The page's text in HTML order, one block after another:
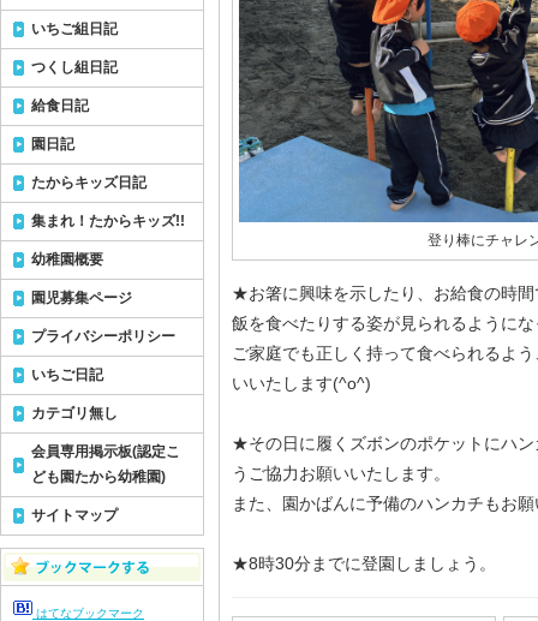
登り棒にチャレ
★お箸に興味を示したり、お給食の時
飯を食べたりする姿が見られるように
ご家庭でも正しく持って食べられるよ
いいたします(^o^)
★その日に履くズボンのポケットにハ
うご協力お願いいたします。
また、園かばんに予備のハンカチもお
★8時30分までに登園しましょう。
いちご組日記
つくし組日記
給食日記
園日記
たからキッズ日記
集まれ！たからキッズ!!
幼稚園概要
園児募集ページ
プライバシーポリシー
いちご日記
カテゴリ無し
会員専用掲示板(認定こ
ども園たから幼稚園)
サイトマップ
はてなブックマーク